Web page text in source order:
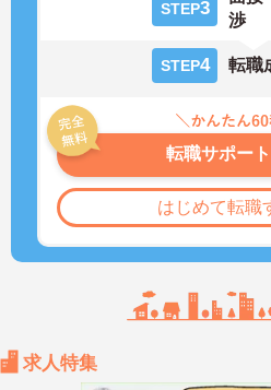
STEP3
渉
STEP4 転職
転職サポー
はじめて転職
求人特集